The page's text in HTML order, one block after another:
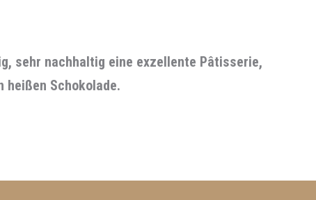
sehr nachhaltig eine exzellente Pâtisserie,
heißen Schokolade.